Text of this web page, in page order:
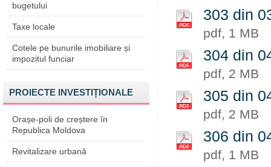
bugetului
Taxe locale
Cotele pe bunurile imobiliare și
impozitul funciar
PROIECTE INVESTIȚIONALE
Orașe-poli de creștere în
Republica Moldova
Revitalizare urbană
303 din
pdf, 1 MB
304 din
pdf, 2 MB
305 din
pdf, 2 MB
306 din
pdf, 1 MB